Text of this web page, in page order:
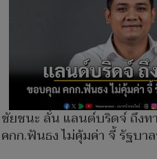
ชัยชนะ ลั่น แลนด์บริดจ์ ถึง
คกก.ฟันธง ไม่คุ้มค่า จี้ รัฐบา